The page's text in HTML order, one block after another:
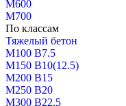
М600
М700
По классам
Тяжелый бетон
М100 В7.5
М150 В10(12.5)
М200 В15
М250 В20
М300 В22.5